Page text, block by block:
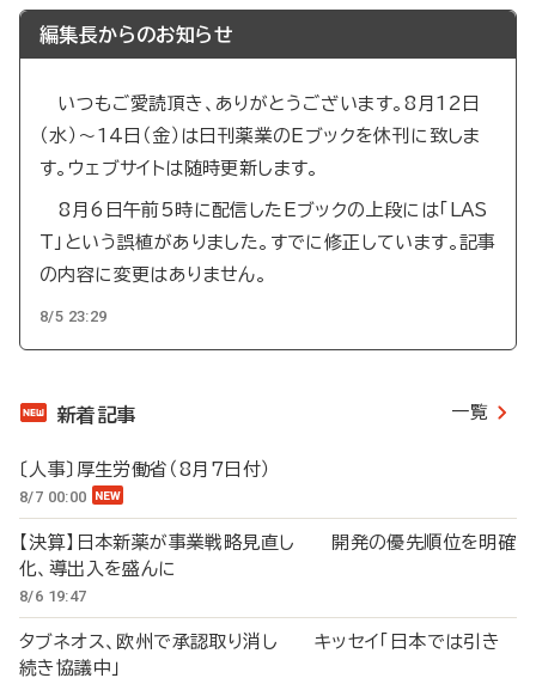
編集長からのお知らせ
いつもご愛読頂き、ありがとうございます。8月12日
（水）～14日（金）は日刊薬業のEブックを休刊に致しま
す。ウェブサイトは随時更新します。
8月6日午前5時に配信したEブックの上段には「LAS
T」という誤植がありました。すでに修正しています。記事
の内容に変更はありません。
8/5 23:29
新着記事 一覧
〔人事〕厚生労働省（8月7日付）
8/7 00:00
【決算】日本新薬が事業戦略見直し 開発の優先順位を明確
化、導出入を盛んに
8/6 19:47
タブネオス、欧州で承認取り消し キッセイ「日本では引き
続き協議中」